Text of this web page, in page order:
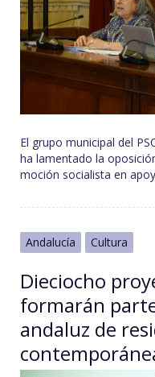
El grupo municipal del
ha lamentado la
moción socialista en
Andalucía Cultura
Dieciocho
formarán
andaluz de